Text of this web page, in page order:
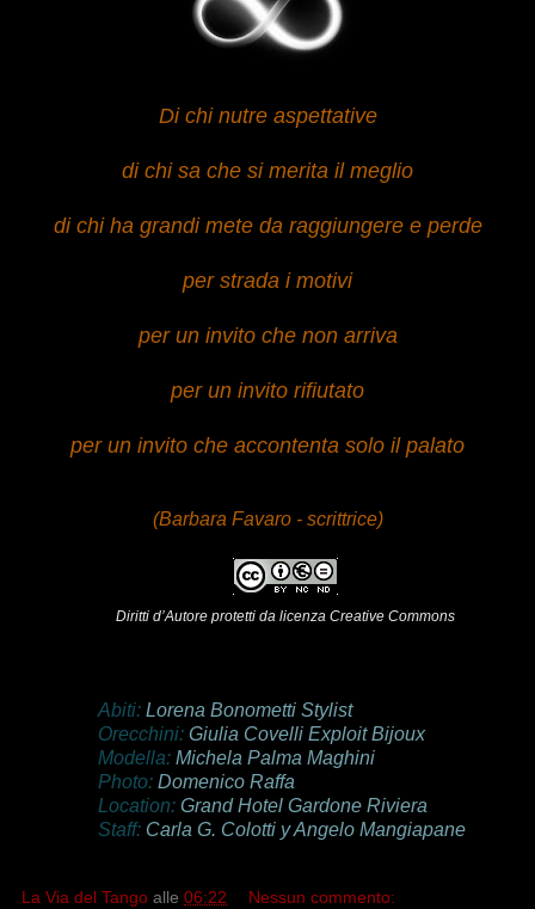
Di chi nutre aspettative
di chi sa che si merita il meglio
di chi ha grandi mete da raggiungere e perde
per strada i motivi
per un invito che non arriva
per un invito rifiutato
per un invito che accontenta solo il palato
(Barbara Favaro - scrittrice)
Diritti d’Autore protetti da licenza Creative Commons
Abiti: Lorena Bonometti Stylist
Orecchini: Giulia Covelli Exploit Bijoux
Modella: Michela Palma Maghini
Photo: Domenico Raffa
Location: Grand Hotel Gardone Riviera
Staff: Carla G. Colotti y Angelo Mangiapane
La Via del Tango alle 06:22 Nessun commento: